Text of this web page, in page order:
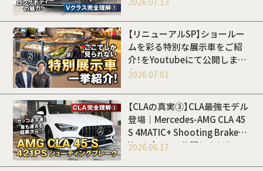
【リニューアルSP】ショールー
ムを彩る特別な展示車をご紹
介！をYoutubeにて公開しまし
た
2026.07.01
【CLAの真実③】CLA最強モデル
登場｜Mercedes-AMG CLA 45
S 4MATIC+ Shooting Brakeを
Youtubeにて公開しました
2026.06.17